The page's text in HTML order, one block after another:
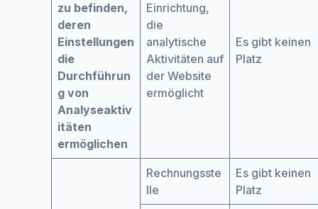
zu befinden,
deren
Einstellungen
die
Durchführun
g von
Analyseaktiv
itäten
ermöglichen
Einrichtung,
die
analytische
Aktivitäten auf
der Website
ermöglicht
Es gibt keinen
Platz
Rechnungsste
lle
Es gibt keinen
Platz